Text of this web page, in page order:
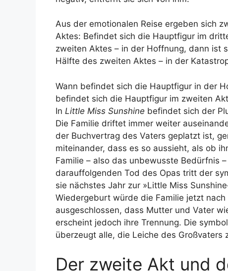
Aus der emotionalen Reise ergeben sich
Aktes: Befindet sich die Hauptfigur im
zweiten Aktes – in der Hoffnung, dann ist
Hälfte des zweiten Aktes – in der
Wann befindet sich die Hauptfigur in der
befindet sich die Hauptfigur im zweiten
In Little Miss Sunshine befindet sich der
Die Familie driftet immer weiter
der Buchvertrag des Vaters geplatzt ist,
miteinander, dass es so aussieht, als ob
Familie – also das unbewusste Bedürfnis
darauffolgenden Tod des Opas tritt der
sie nächstes Jahr zur »Little Miss
Wiedergeburt würde die Familie jetzt
ausgeschlossen, dass Mutter und Vater
erscheint jedoch ihre Trennung. Die
überzeugt alle, die Leiche des
Der zweite Akt und